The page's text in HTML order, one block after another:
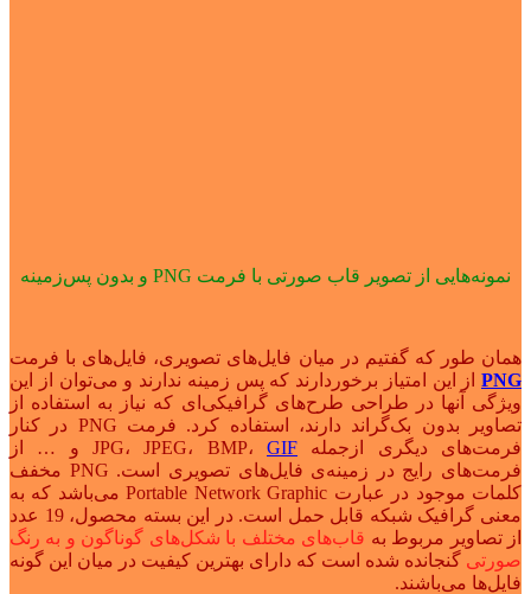
نمونه‌هایی از تصویر قاب صورتی با فرمت PNG و بدون پس‌زمینه
همان طور که گفتیم در میان فایل‌های تصویری، فایل‌های با فرمت
PNG از این امتیاز برخوردارند که پس زمینه ندارند و می‌توان از این
ویژگی‌ آنها در طراحی طرح‌های گرافیکی‌ای که نیاز به استفاده از
تصاویر بدون بک‌گراند دارند، استفاده کرد. فرمت PNG در کنار
فرمت‌های دیگری ازجمله JPG، JPEG، BMP، GIF
و … از
فرمت‌های رایج در زمینه‌ی فایل‌های تصویری است. PNG مخفف
کلمات موجود در عبارت Portable Network Graphic می‌باشد که به
معنی گرافیک شبکه قابل حمل است. در این بسته محصول، 19 عدد
از تصاویر مربوط به قاب‌های مختلف با شکل‌های گوناگون و به رنگ
صورتی گنجانده شده است که دارای بهترین کیفیت در میان این گونه
فایل‌ها می‌باشند.